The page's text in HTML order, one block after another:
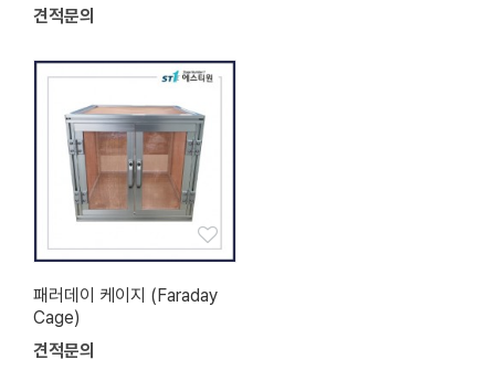
견적문의
패러데이 케이지 (Faraday
Cage)
견적문의